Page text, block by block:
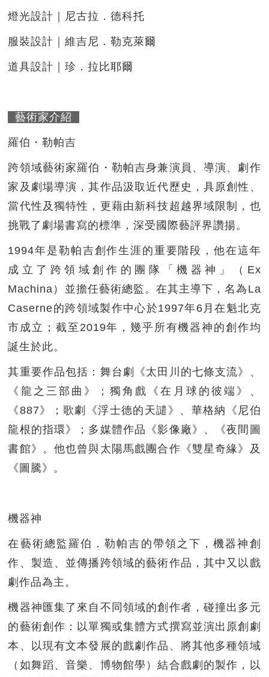
燈光設計｜尼古拉．德科托
服裝設計｜維吉尼．勒克萊爾
道具設計｜珍．拉比耶爾
藝術家介紹
羅伯・勒帕吉
跨領域藝術家羅伯・勒帕吉身兼演員、導演、劇作
家及劇場導演，其作品汲取近代歷史，具原創性、
當代性及獨特性，更藉由新科技超越界域限制，也
挑戰了劇場書寫的標準，深受國際藝評界讚揚。
1994年是勒帕吉創作生涯的重要階段，他在這年
成立了跨領域創作的團隊「機器神」（Ex
Machina）並擔任藝術總監。在其主導下，名為La
Caserne的跨領域製作中心於1997年6月在魁北克
市成立；截至2019年，幾乎所有機器神的創作均
誕生於此。
其重要作品包括：舞台劇《太田川的七條支流》、
《龍之三部曲》；獨角戲《在月球的彼端》、
《887》；歌劇《浮士德的天譴》、華格納《尼伯
龍根的指環》；多媒體作品《影像廠》、《夜間圖
書館》。他也曾與太陽馬戲團合作《雙星奇緣》及
《圖騰》。
機器神
在藝術總監羅伯．勒帕吉的帶領之下，機器神創
作、製造、並傳播跨領域的藝術作品，其中又以戲
劇作品為主。
機器神匯集了來自不同領域的創作者，碰撞出多元
的藝術創作：以單獨或集體方式撰寫並演出原創劇
本、以現有文本發展的戲劇作品、將其他多種領域
（如舞蹈、音樂、博物館學）結合戲劇的製作，以